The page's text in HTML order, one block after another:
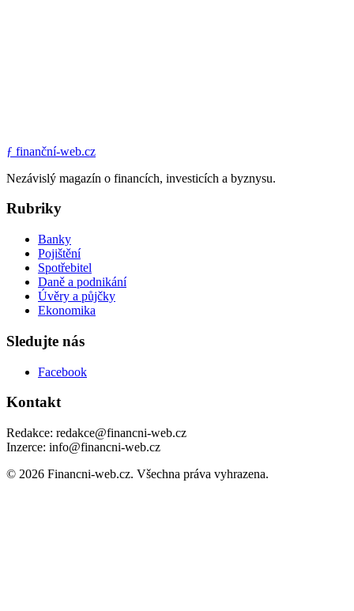
ƒ finanční-web.cz
Nezávislý magazín o financích, investicích a byznysu.
Rubriky
Banky
Pojištění
Spotřebitel
Daně a podnikání
Úvěry a půjčky
Ekonomika
Sledujte nás
Facebook
Kontakt
Redakce: redakce@financni-web.cz
Inzerce: info@financni-web.cz
© 2026 Financni-web.cz. Všechna práva vyhrazena.